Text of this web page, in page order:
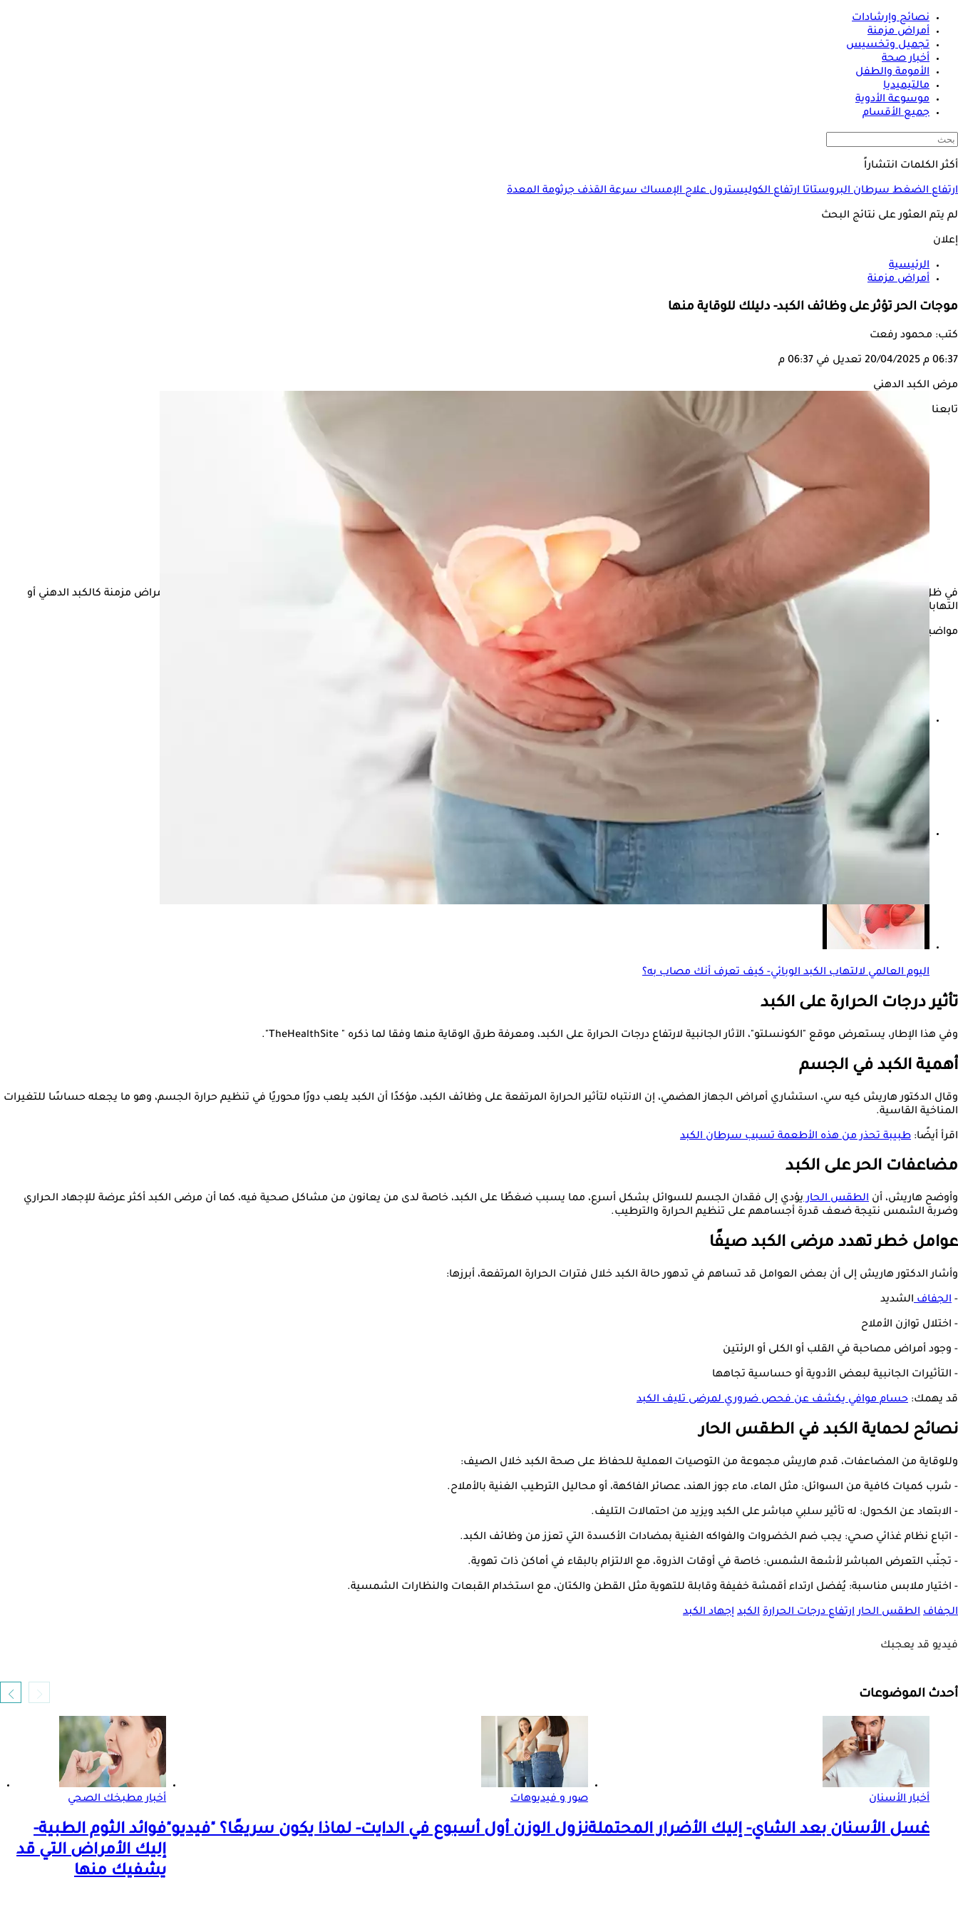
نصائح وإرشادات
أمراض مزمنة
تجميل وتخسيس
أخبار صحة
الأمومة والطفل
مالتيميديا
موسوعة الأدوية
جميع الأقسام
أكثر الكلمات انتشاراً
ارتفاع الضغطسرطان البروستاتاارتفاع الكوليسترولعلاج الإمساكسرعة القذفجرثومة المعدة
لم يتم العثور على نتائج البحث
إعلان
الرئيسية
أمراض مزمنة
موجات الحر تؤثر على وظائف الكبد- دليلك للوقاية منها
كتب: محمود رفعت
06:37 م 20/04/2025 تعديل في 06:37 م
مرض الكبد الدهني
تابعنا على
في ظل موجات الحرّ الشديدة والجفاف التي تشهدها بعض المناطق خلال فصل الصيف، قد تشكل ارتفاع درجات الحرارة
خطرًا حقيقيًا على مرضى الكبد، خاصة من يعانون من أمراض مزمنة كالكبد الدهني أو
التهابات
مواضيع ذات صلة
احذر- مرض يصيب الكبد بسبب النحافة "فيديوحرافيك"
اليوم العالمي لالتهاب الكبد الوبائي- كيف تعرف أنك مصاب به؟
تأثير درجات الحرارة على الكبد
وفي هذا الإطار، يستعرض موقع "الكونسلتو"، الآثار الجانبية لارتفاع درجات الحرارة على الكبد، ومعرفة طرق الوقاية منها وفقا لما ذكره " TheHealthSite".
أهمية الكبد في الجسم
وقال الدكتور هاريش كيه سي، استشاري أمراض الجهاز الهضمي، إن الانتباه لتأثير الحرارة المرتفعة على وظائف الكبد، مؤكدًا أن الكبد يلعب دورًا محوريًا في تنظيم حرارة الجسم، وهو ما يجعله حساسًا للتغيرات
المناخية القاسية.
اقرأ أيضًا: طبيبة تحذر من هذه الأطعمة تسبب سرطان الكبد
مضاعفات الحر على الكبد
وأوضح هاريش، أن الطقس الحاريؤدي إلى فقدان الجسم للسوائل بشكل أسرع، مما يسبب ضغطًا على الكبد، خاصة لدى من يعانون من مشاكل صحية فيه، كما أن مرضى الكبد أكثر عرضة للإجهاد الحراري
وضربة الشمس نتيجة ضعف قدرة أجسامهم على تنظيم الحرارة والترطيب.
عوامل خطر تهدد مرضى الكبد صيفًا
وأشار الدكتور هاريش إلى أن بعض العوامل قد تساهم في تدهور حالة الكبد خلال فترات الحرارة المرتفعة، أبرزها:
- الجفافالشديد
- اختلال توازن الأملاح
- وجود أمراض مصاحبة في القلب أو الكلى أو الرئتين
- التأثيرات الجانبية لبعض الأدوية أو حساسية تجاهها
قد يهمك: حسام موافي يكشف عن فحص ضروري لمرضى تليف الكبد
نصائح لحماية الكبد في الطقس الحار
وللوقاية من المضاعفات، قدم هاريش مجموعة من التوصيات العملية للحفاظ على صحة الكبد خلال الصيف:
- شرب كميات كافية من السوائل: مثل الماء، ماء جوز الهند، عصائر الفاكهة، أو محاليل الترطيب الغنية بالأملاح.
- الابتعاد عن الكحول: له تأثير سلبي مباشر على الكبد ويزيد من احتمالات التليف.
- اتباع نظام غذائي صحي: يجب ضم الخضروات والفواكه الغنية بمضادات الأكسدة التي تعزز من وظائف الكبد.
- تجنّب التعرض المباشر لأشعة الشمس: خاصة في أوقات الذروة، مع الالتزام بالبقاء في أماكن ذات تهوية.
- اختيار ملابس مناسبة: يُفضل ارتداء أقمشة خفيفة وقابلة للتهوية مثل القطن والكتان، مع استخدام القبعات والنظارات الشمسية.
الجفاف الطقس الحار ارتفاع درجات الحرارة الكبد إجهاد الكبد
فيديو قد يعجبك
أحدث الموضوعات
أخبار الأسنان
غسل الأسنان بعد الشاي- إليك الأضرار المحتملة
صور و فيديوهات
نزول الوزن أول أسبوع في الدايت- لماذا يكون سريعًا؟ "فيديو"
أخبار مطبخك الصحي
فوائد الثوم الطبية-
إليك الأمراض التي قد
يشفيك منها